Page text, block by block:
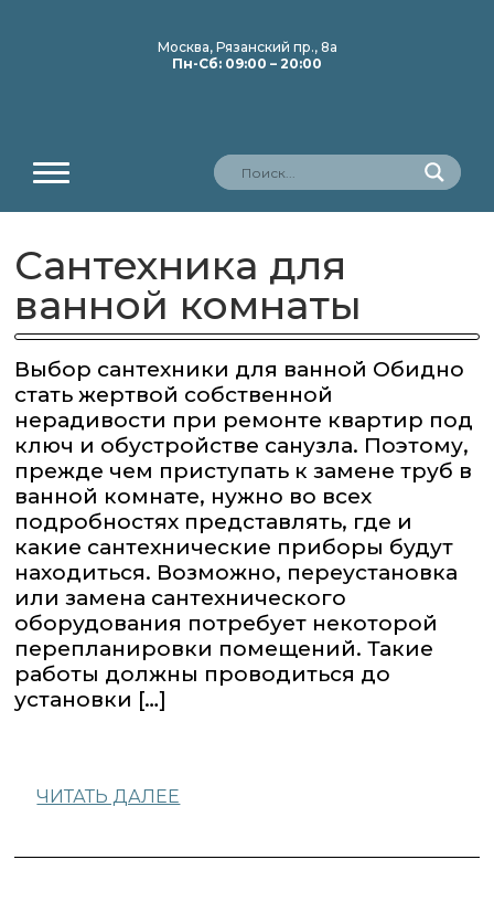
Москва, Рязанский пр., 8а
Пн-Сб: 09:00 – 20:00
Сантехника для
ванной комнаты
Выбор сантехники для ванной Обидно
стать жертвой собственной
нерадивости при ремонте квартир под
ключ и обустройстве санузла. Поэтому,
прежде чем приступать к замене труб в
ванной комнате, нужно во всех
подробностях представлять, где и
какие сантехнические приборы будут
находиться. Возможно, переустановка
или замена сантехнического
оборудования потребует некоторой
перепланировки помещений. Такие
работы должны проводиться до
установки […]
ЧИТАТЬ ДАЛЕЕ